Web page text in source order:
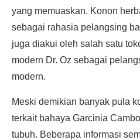
yang memuaskan. Konon
sebagai rahasia pelangsing
juga diakui oleh salah satu
modern Dr. Oz sebagai
modern.
Meski demikian banyak pula
terkait bahaya Garcinia
tubuh. Beberapa informasi